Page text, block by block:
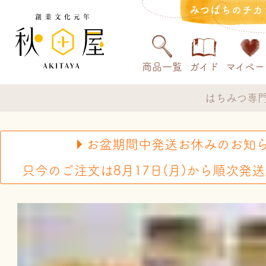
みつばちのチ
商品一覧 ガイド マイペ
はちみつ専
お盆期間中発送お休みのお知
只今のご注文は8月17日(月)から順次発